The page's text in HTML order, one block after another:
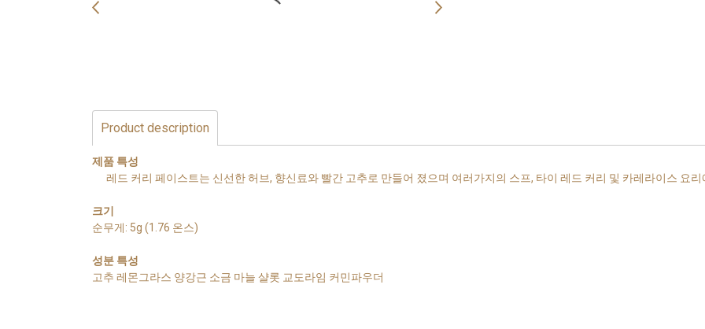
Product description
제품 특성
레드 커리 페이스트는 신선한 허브, 향신료와 빨간 고추로 만들어 졌으며 여러가지의 스프, 타이 레드 커리 및 카레라이스 요
크기
순무게: 5g (1.76 온스)
성분 특성
고추 레몬그라스 양강근 소금 마늘 샬롯 교도라임 커민파우더